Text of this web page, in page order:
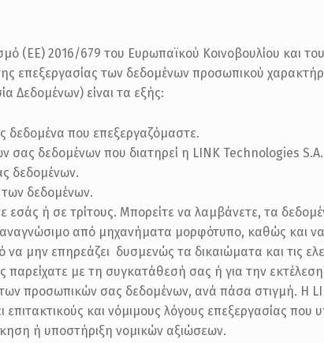
(ΕΕ) 2016/679 του Ευρωπαϊκού Κοινοβουλίου και του
επεξεργασίας των δεδομένων προσωπικού
Δεδομένων) είναι τα εξής:
που επεξεργαζόμαστε.
σας δεδομένων που διατηρεί η LINK Technologies S.A.
δεδομένων.
των δεδομένων.
εσάς ή σε τρίτους. Μπορείτε να λαμβάνετε, τα
από μηχανήματα μορφότυπο, καθώς και να
να μην επηρεάζει δυσμενώς τα δικαιώματα και τις
παρείχατε με τη συγκατάθεσή σας ή για την
προσωπικών σας δεδομένων, ανά πάσα στιγμή. Η
και νόμιμους λόγους επεξεργασίας
ή υποστήριξη νομικών αξιώσεων.